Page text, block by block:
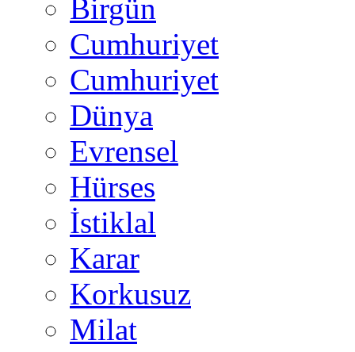
Birgün
Cumhuriyet
Cumhuriyet
Dünya
Evrensel
Hürses
İstiklal
Karar
Korkusuz
Milat